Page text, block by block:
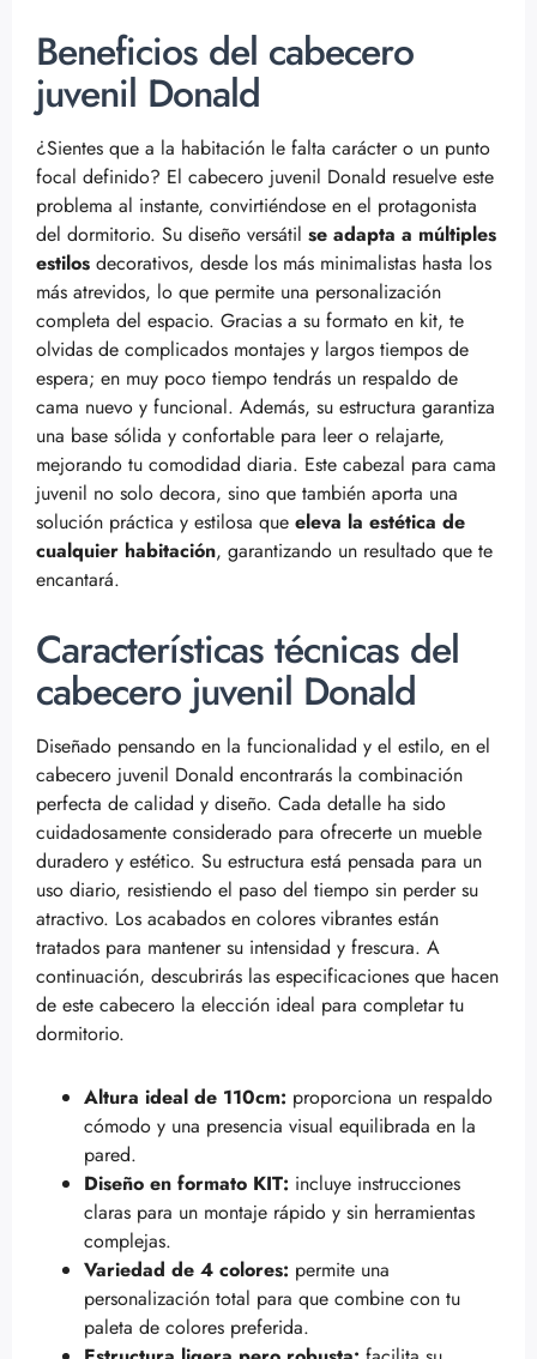
Beneficios del cabecero
juvenil Donald
¿Sientes que a la habitación le falta carácter o un punto
focal definido? El cabecero juvenil Donald resuelve este
problema al instante, convirtiéndose en el protagonista
del dormitorio. Su diseño versátil se adapta a múltiples
estilos decorativos, desde los más minimalistas hasta los
más atrevidos, lo que permite una personalización
completa del espacio. Gracias a su formato en kit, te
olvidas de complicados montajes y largos tiempos de
espera; en muy poco tiempo tendrás un respaldo de
cama nuevo y funcional. Además, su estructura garantiza
una base sólida y confortable para leer o relajarte,
mejorando tu comodidad diaria. Este cabezal para cama
juvenil no solo decora, sino que también aporta una
solución práctica y estilosa que eleva la estética de
cualquier habitación, garantizando un resultado que te
encantará.
Características técnicas del
cabecero juvenil Donald
Diseñado pensando en la funcionalidad y el estilo, en el
cabecero juvenil Donald encontrarás la combinación
perfecta de calidad y diseño. Cada detalle ha sido
cuidadosamente considerado para ofrecerte un mueble
duradero y estético. Su estructura está pensada para un
uso diario, resistiendo el paso del tiempo sin perder su
atractivo. Los acabados en colores vibrantes están
tratados para mantener su intensidad y frescura. A
continuación, descubrirás las especificaciones que hacen
de este cabecero la elección ideal para completar tu
dormitorio.
Altura ideal de 110cm: proporciona un respaldo
cómodo y una presencia visual equilibrada en la
pared.
Diseño en formato KIT: incluye instrucciones
claras para un montaje rápido y sin herramientas
complejas.
Variedad de 4 colores: permite una
personalización total para que combine con tu
paleta de colores preferida.